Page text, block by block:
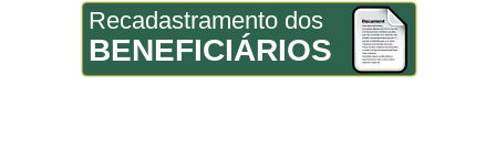
Recadastramento dos
BENEFICIÁRIOS